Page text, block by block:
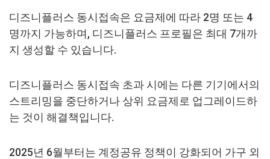
디즈니플러스 동시접속은 요금제에 따라 2명 또는 4
명까지 가능하며, 디즈니플러스 프로필은 최대 7개까
지 생성할 수 있습니다.
디즈니플러스 동시접속 초과 시에는 다른 기기에서의
스트리밍을 중단하거나 상위 요금제로 업그레이드하
는 것이 해결책입니다.
2025년 6월부터는 계정공유 정책이 강화되어 가구 외